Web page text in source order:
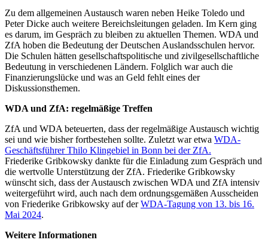
Zu dem allgemeinen Austausch waren neben Heike Toledo und
Peter Dicke auch weitere Bereichsleitungen geladen. Im Kern ging
es darum, im Gespräch zu bleiben zu aktuellen Themen. WDA und
ZfA hoben die Bedeutung der Deutschen Auslandsschulen hervor.
Die Schulen hätten gesellschaftspolitische und zivilgesellschaftliche
Bedeutung in verschiedenen Ländern. Folglich war auch die
Finanzierungslücke und was an Geld fehlt eines der
Diskussionsthemen.
WDA und ZfA: regelmäßige Treffen
ZfA und WDA beteuerten, dass der regelmäßige Austausch wichtig
sei und wie bisher fortbestehen sollte. Zuletzt war etwa WDA-
Geschäftsführer Thilo Klingebiel in Bonn bei der ZfA.
Friederike Gribkowsky dankte für die Einladung zum Gespräch und
die wertvolle Unterstützung der ZfA. Friederike Gribkowsky
wünscht sich, dass der Austausch zwischen WDA und ZfA intensiv
weitergeführt wird, auch nach dem ordnungsgemäßen Ausscheiden
von Friederike Gribkowsky auf derWDA-Tagung von 13. bis 16.
Mai 2024.
Weitere Informationen